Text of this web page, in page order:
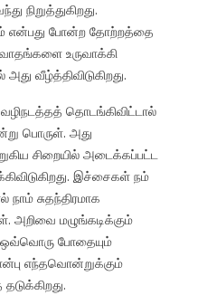
நிறுத்துகிறது.
என்பது போன்ற தோற்றத்தை
உருவாக்கி
வீழ்த்திவிடுகிறது.
தொடங்கிவிட்டால்
பொருள். அது
சிறையில் அடைக்கப்பட்ட
இச்சைகள் நம்
நாம் சுதந்திரமாக
அறிவை மழுங்கடிக்கும்
போதையும்
எந்தவொன்றுக்கும்